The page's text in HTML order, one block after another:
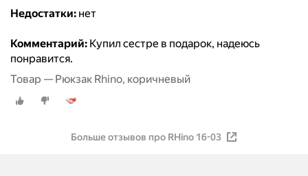
Недостатки: нет
Комментарий: Купил сестре в подарок, надеюсь
понравится.
Товар — Рюкзак Rhino, коричневый
Больше отзывов про RHino 16-03